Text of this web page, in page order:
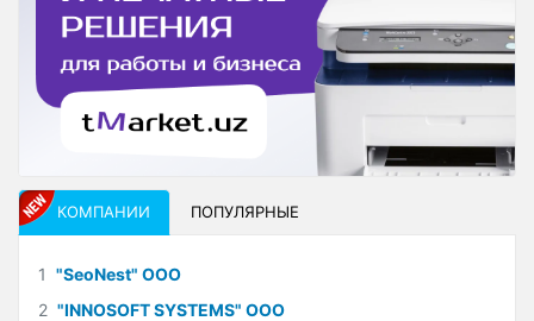
КОМПАНИИ ПОПУЛЯРНЫЕ
1 "SeoNest" ООО
2 "INNOSOFT SYSTEMS" ООО